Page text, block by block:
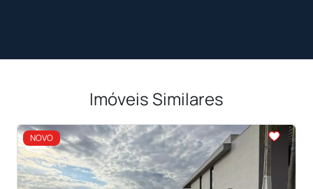
Imóveis Similares
NOVO
<<<<